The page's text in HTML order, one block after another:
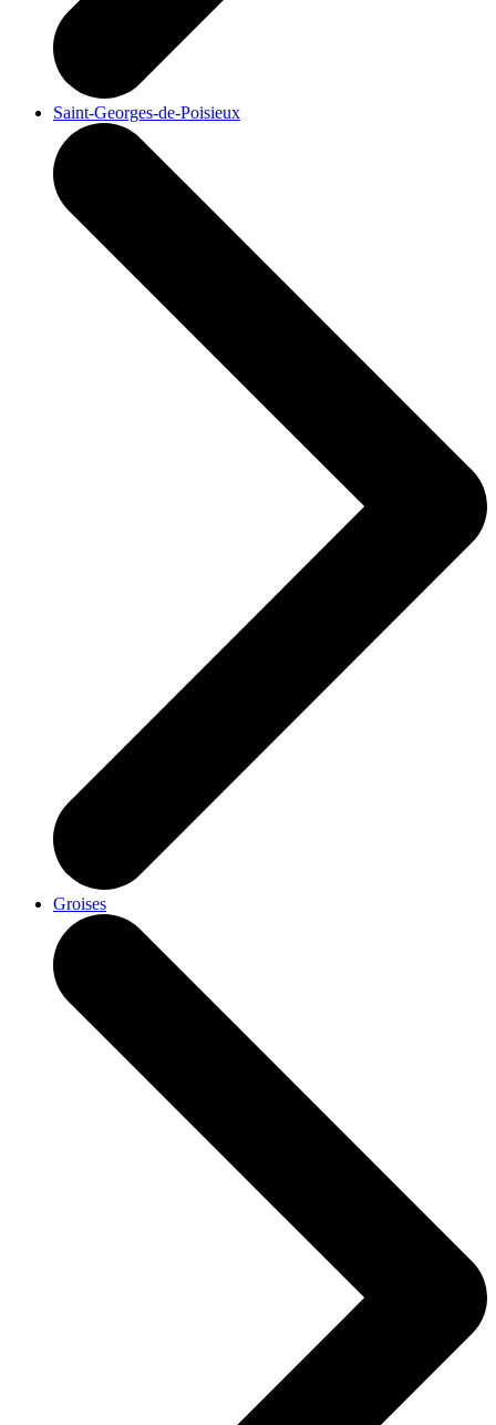
Saint-Georges-de-Poisieux
Groises